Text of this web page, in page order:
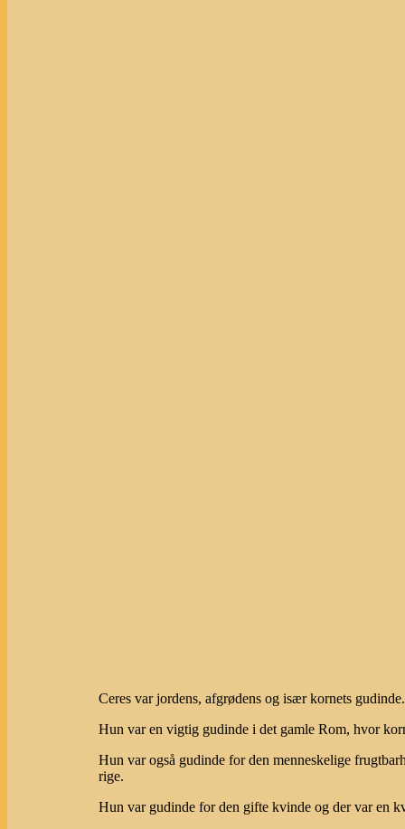
Ceres var jordens, afgrødens og især kornets
Hun var en vigtig gudinde i det gamle Rom, hvor
Hun var også gudinde for den menneskelige
rige.
Hun var gudinde for den gifte kvinde og der var en